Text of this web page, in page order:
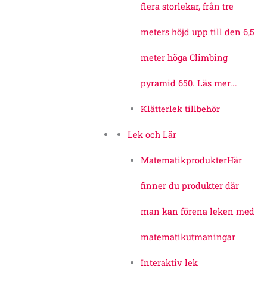
flera storlekar, från tre
meters höjd upp till den 6,5
meter höga Climbing
pyramid 650. Läs mer...
Klätterlek tillbehör
Lek och Lär
MatematikprodukterHär
finner du produkter där
man kan förena leken med
matematikutmaningar
Interaktiv lek